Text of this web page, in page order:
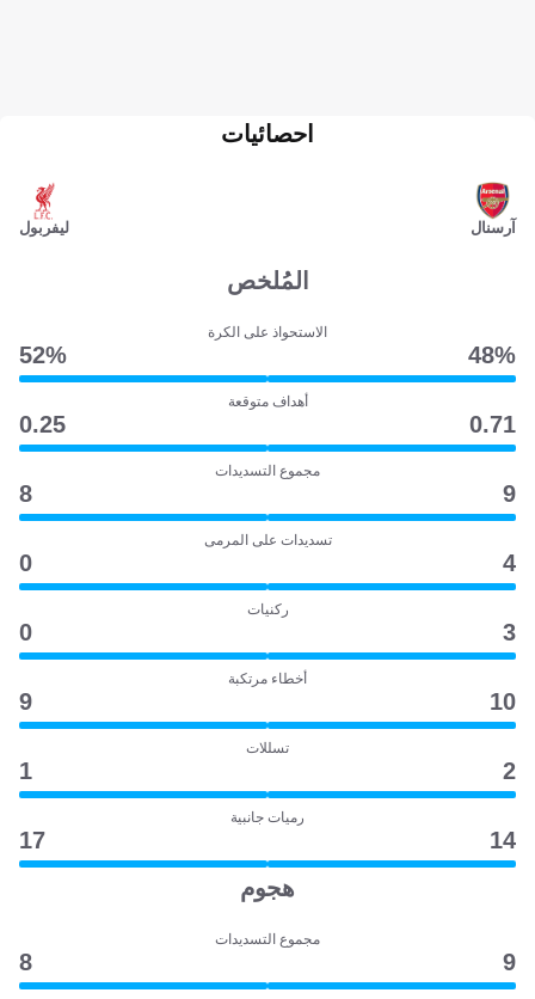
آرسنال
احصائيات
ليفربول
المُلخص
الاستحواذ على الكرة
48‎%‎
52‎%‎
أهداف متوقعة
0.71
0.25
مجموع التسديدات
9
8
تسديدات على المرمى
4
0
ركنيات
3
0
أخطاء مرتكبة
10
9
تسللات
2
1
رميات جانبية
14
17
هجوم
مجموع التسديدات
9
8